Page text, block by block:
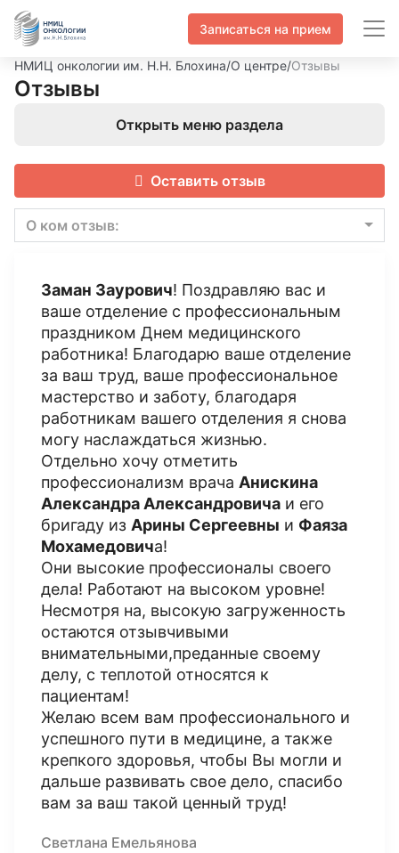
Записаться на прием
НМИЦ онкологии им. Н.Н. Блохина/О центре/Отзывы
Отзывы
Открыть меню раздела
Оставить отзыв
О ком отзыв:
Заман Заурович! Поздравляю вас и
ваше отделение с профессиональным
праздником Днем медицинского
работника! Благодарю ваше отделение
за ваш труд, ваше профессиональное
мастерство и заботу, благодаря
работникам вашего отделения я снова
могу наслаждаться жизнью.
Отдельно хочу отметить
профессионализм врача Анискина
Александра Александровича и его
бригаду из Арины Сергеевны и Фаяза
Мохамедовича!
Они высокие профессионалы своего
дела! Работают на высоком уровне!
Несмотря на, высокую загруженность
остаются отзывчивыми
внимательными,преданные своему
делу, с теплотой относятся к
пациентам!
Желаю всем вам профессионального и
успешного пути в медицине, а также
крепкого здоровья, чтобы Вы могли и
дальше развивать свое дело, спасибо
вам за ваш такой ценный труд!
Светлана Емельянова